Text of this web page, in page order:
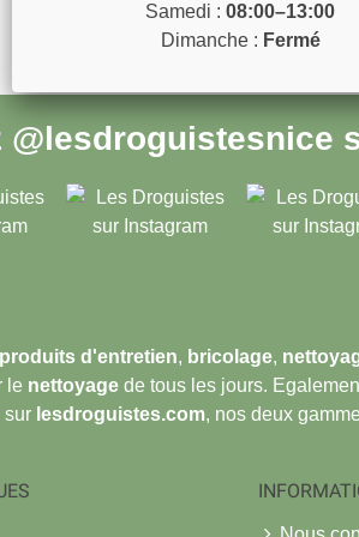
@lesdroguistesnice
produits d'entretien, bricolage,
le nettoyage de tous les jours.
sur lesdroguistes.com, nos deux
Samedi : 08:00–13:00
Dimanche : Fermé